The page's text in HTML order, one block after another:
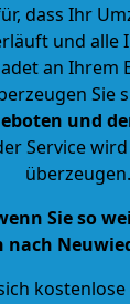
dass Ihr
und alle
an Ihrem
Sie
und
Service
überzeugen.
Sie so
nach